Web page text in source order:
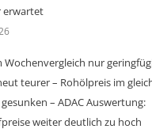
erwartet
Wochenvergleich nur
teurer – Rohölpreis im
– ADAC Auswertung:
weiter deutlich zu hoch